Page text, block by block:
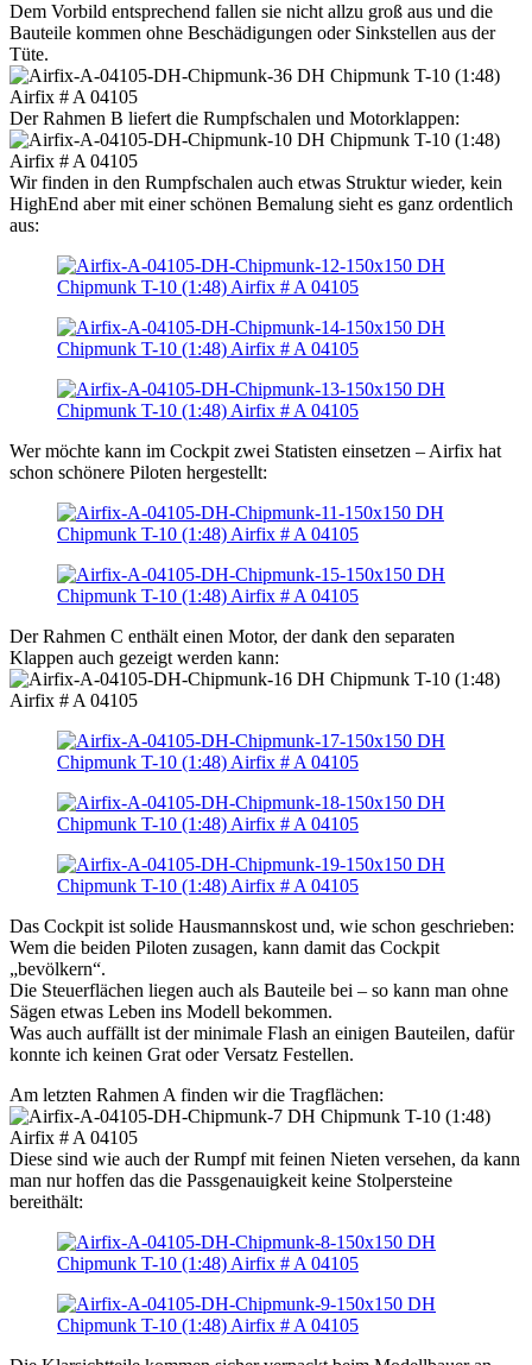
Dem Vorbild entsprechend fallen sie nicht allzu groß aus und die
Bauteile kommen ohne Beschädigungen oder Sinkstellen aus der
Tüte.
Der Rahmen B liefert die Rumpfschalen und Motorklappen:
Wir finden in den Rumpfschalen auch etwas Struktur wieder, kein
HighEnd aber mit einer schönen Bemalung sieht es ganz ordentlich
aus:
Wer möchte kann im Cockpit zwei Statisten einsetzen – Airfix hat
schon schönere Piloten hergestellt:
Der Rahmen C enthält einen Motor, der dank den separaten
Klappen auch gezeigt werden kann:
Das Cockpit ist solide Hausmannskost und, wie schon geschrieben:
Wem die beiden Piloten zusagen, kann damit das Cockpit
„bevölkern“.
Die Steuerflächen liegen auch als Bauteile bei – so kann man ohne
Sägen etwas Leben ins Modell bekommen.
Was auch auffällt ist der minimale Flash an einigen Bauteilen, dafür
konnte ich keinen Grat oder Versatz Festellen.
Am letzten Rahmen A finden wir die Tragflächen:
Diese sind wie auch der Rumpf mit feinen Nieten versehen, da kann
man nur hoffen das die Passgenauigkeit keine Stolpersteine
bereithält: